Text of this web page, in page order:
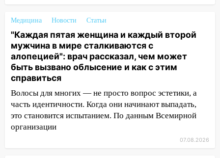
18:02
баскетбола!
17:08 Ульяновский областной суд
оставил в силе приговор руководству
«УльяновскФармации» за махинации на
3,2 млн рублей
16:09 Ветераны легкой атлетики из
Ульяновска успешно выступили на
Чемпионате России
16:02
В Ульяновской области убрали
Медицина Новости Статьи
"Каждая пятая женщина и каждый второй
мужчина в мире сталкиваются с
алопецией": врач рассказал, чем может
быть вызвано облысение и как с этим
справиться
Волосы для многих — не просто вопрос эстетики, а
часть идентичности. Когда они начинают выпадать,
это становится испытанием. По данным Всемирной
организации
07.08.2026